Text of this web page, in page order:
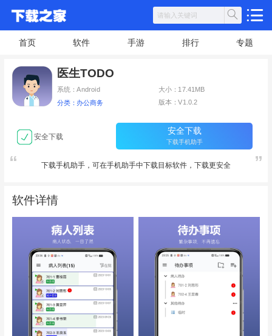
首页 软件 手游 排行 专题
医生TODO
系统：Android 大小：17.41MB
分类：办公商务 版本：V1.0.2
安全下载
安全下载
下载手机助手
下载手机助手，可在手机助手中下载目标软件，下载更安全
软件详情